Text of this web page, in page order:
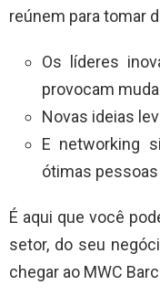
reúnem para tomar
Os líderes
provocam
Novas ideias
E networking
ótimas pessoas
É aqui que você
setor, do seu
chegar ao MWC